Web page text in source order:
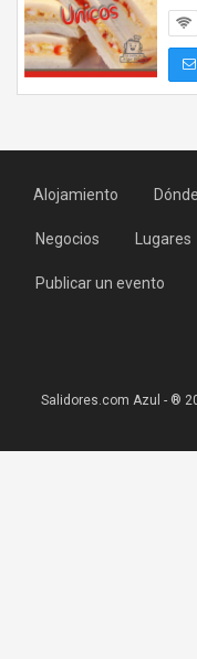
Alojamiento
Negocios Lugares
Publicar un evento
Salidores.com Azul - ®